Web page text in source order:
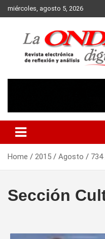
to
miércoles, agosto 5, 2026
Home 2015 Agosto 734